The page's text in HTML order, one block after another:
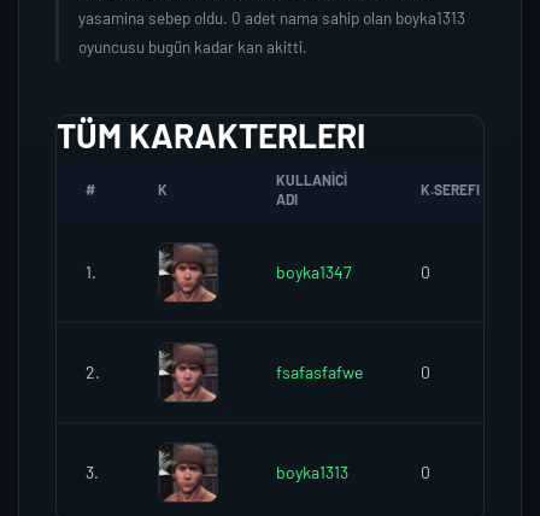
yasamina sebep oldu. 0 adet nama sahip olan boyka1313
oyuncusu bugün kadar kan akitti.
TÜM KARAKTERLERI
# K
KULLANICI
ADI
K.SEREFI
1. boyka1347 0
2. fsafasfafwe 0
3. boyka1313 0